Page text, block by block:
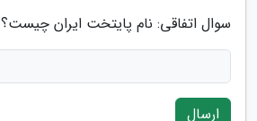
سوال اتفاقی: نام پایتخت ایران چیست؟
ارسال